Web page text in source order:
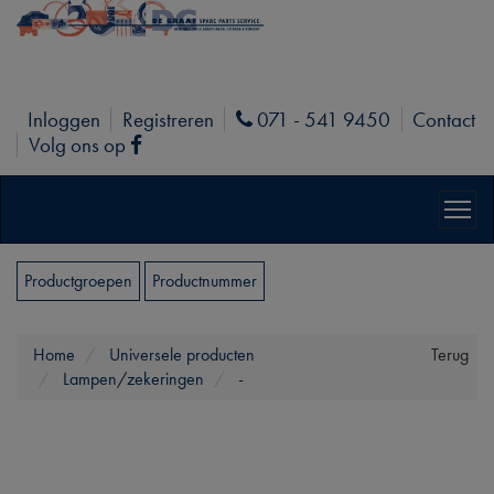
Inloggen Registreren Phone
071 - 541 9450
Contact
Volg ons op
Facebook
Productgroepen Productnummer
Terug
Home
Universele producten
Lampen/zekeringen
-